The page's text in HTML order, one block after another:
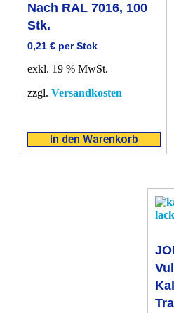
Nach RAL 7016, 100
Stk.
0,21 € per Stck
exkl. 19 % MwSt.
zzgl. Versandkosten
In den Warenkorb